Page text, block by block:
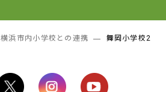
横浜市内小学校との連携
舞岡小学校2